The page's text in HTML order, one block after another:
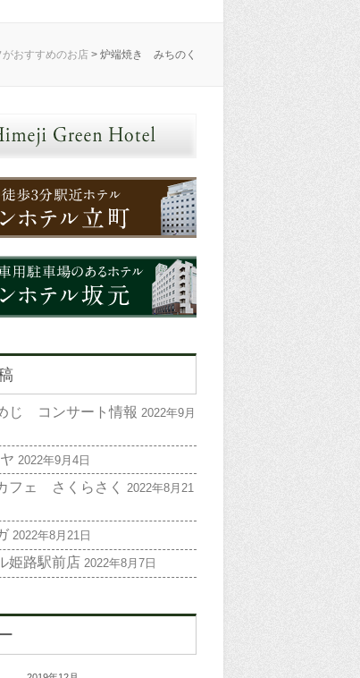
おすすめのお店 > 炉端焼き みちのく
じ コンサート情報 2022年9月
2022年9月4日
フェ さくらさく
2022年8月21
2022年8月21日
姫路駅前店 2022年8月7日